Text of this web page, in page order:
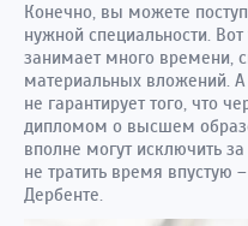
Конечно, вы можете
нужной специальности.
занимает много времени,
материальных вложений.
не гарантирует того, что
дипломом о высшем
вполне могут исключить
не тратить время впустую
Дербенте.